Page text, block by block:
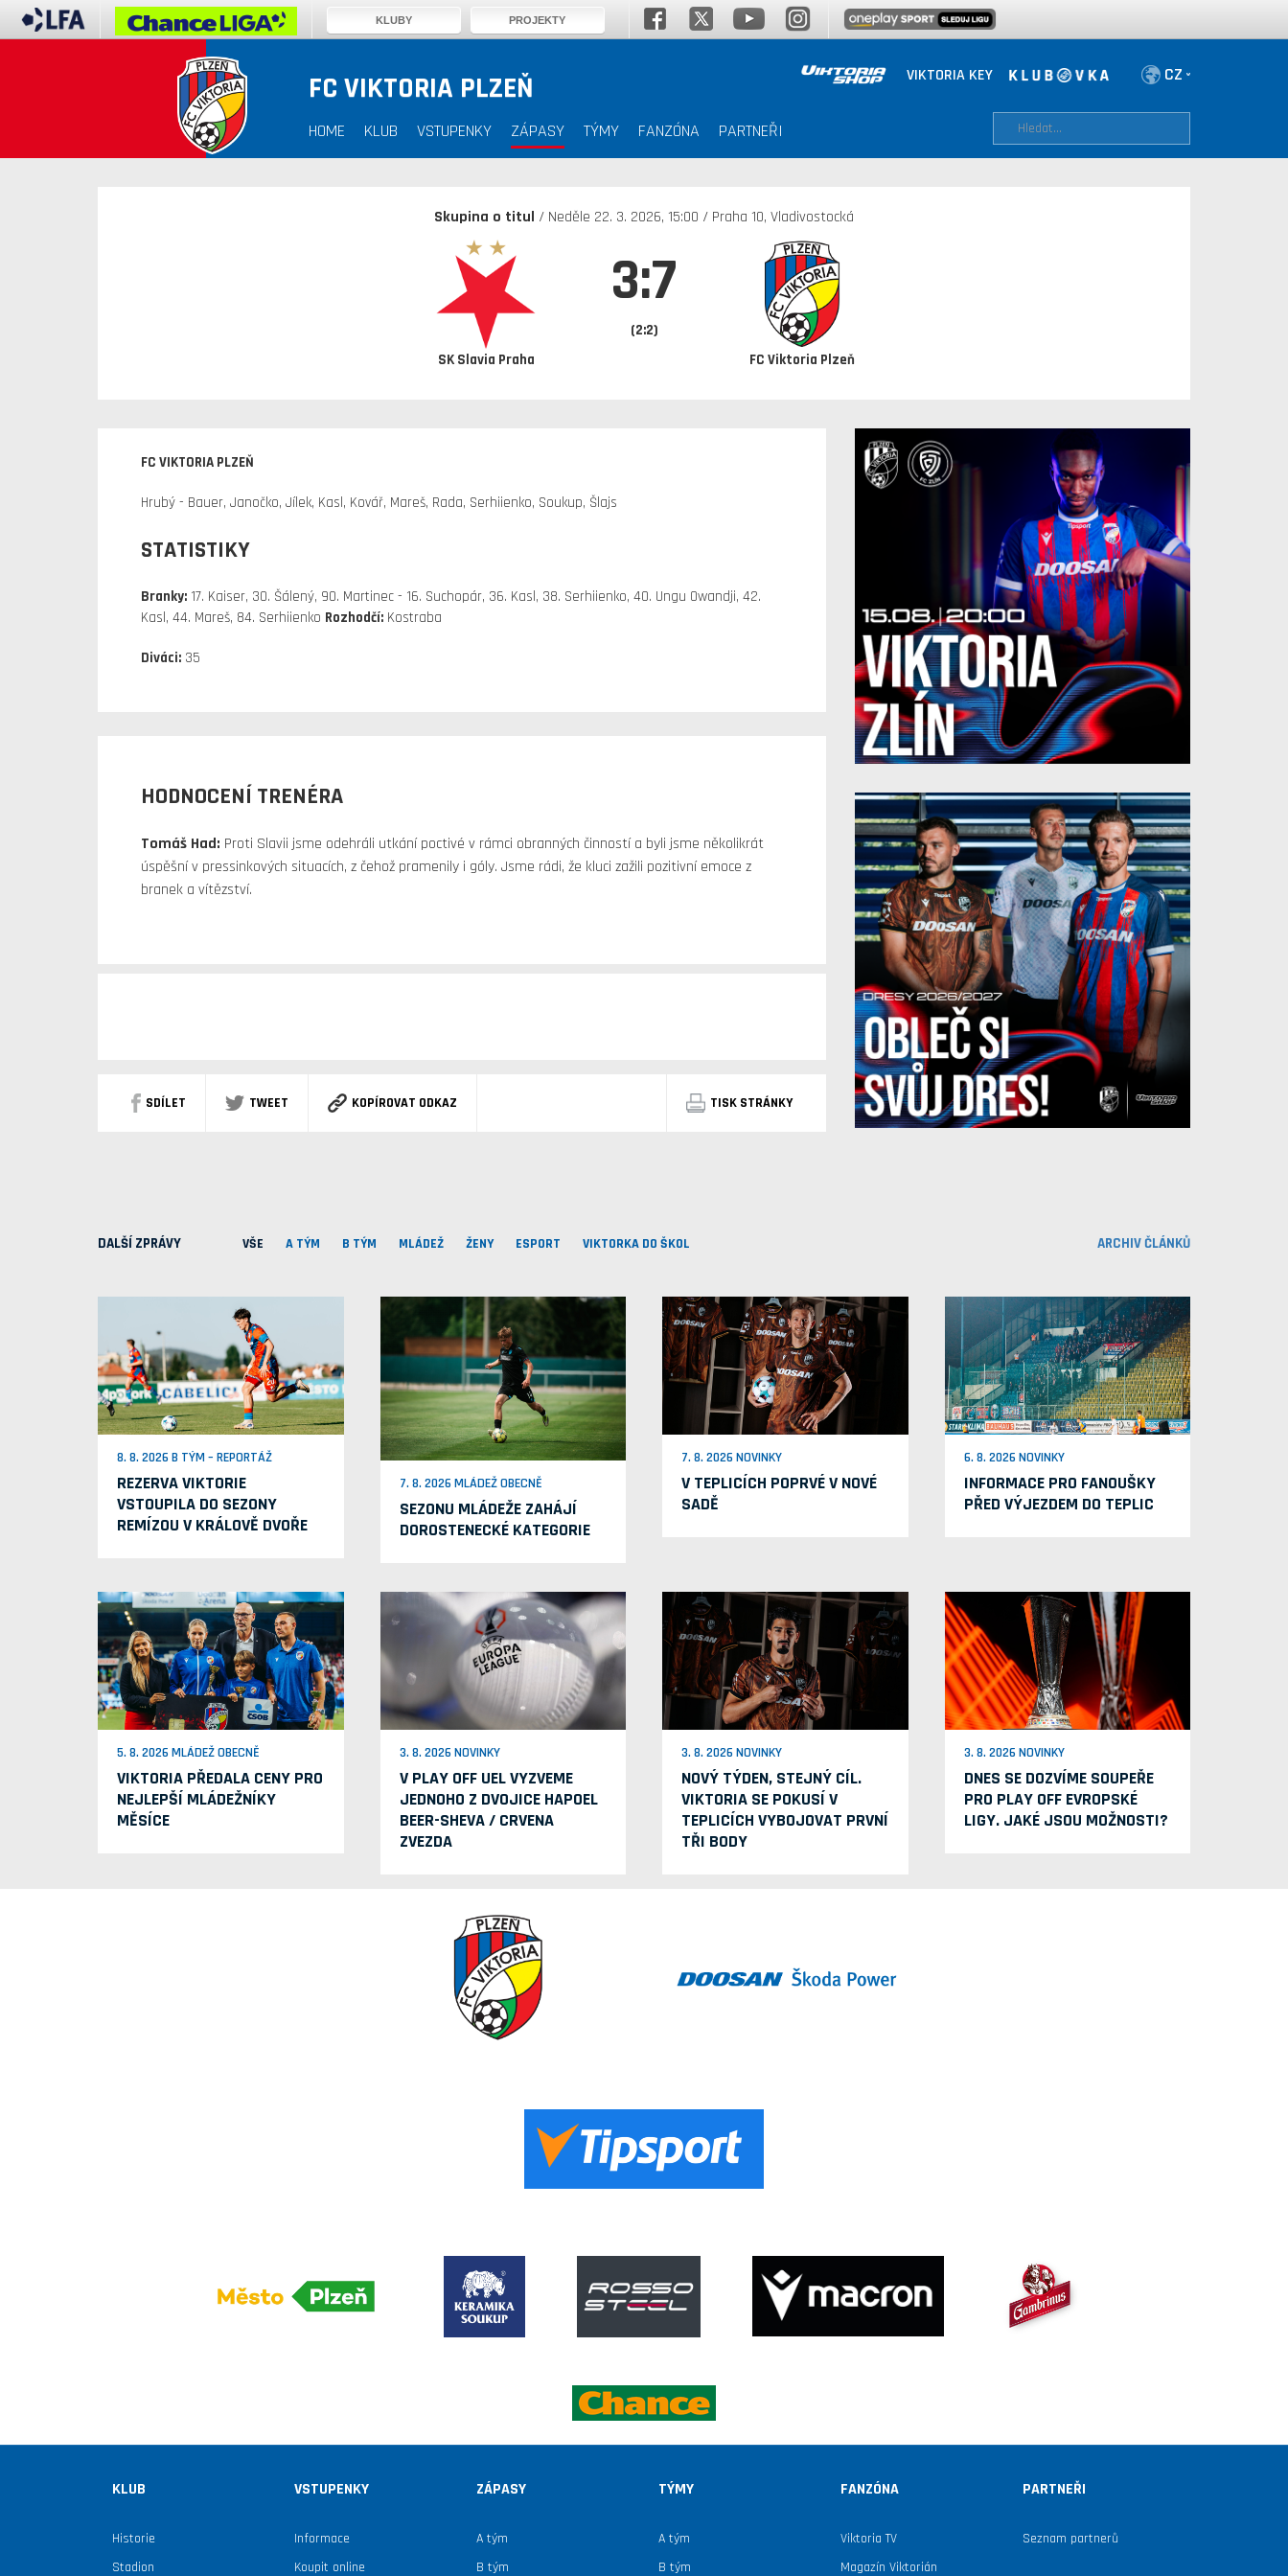
VIKTORIA KEY
FC VIKTORIA PLZEŇ
HOME KLUB VSTUPENKY ZÁPASY TÝMY FANZÓNA PARTNEŘI
30. 12. 1899
Skupina o titul / Neděle 22. 3. 2026, 15:00 / Praha 10, Vladivostocká
SK Slavia Praha
3:7
(2:2)
FC Viktoria Plzeň
FC VIKTORIA PLZEŇ
Hrubý - Bauer, Janočko, Jílek, Kasl, Kovář, Mareš, Rada, Serhiienko, Soukup, Šlajs
STATISTIKY
Branky: 17. Kaiser, 30. Šálený, 90. Martinec - 16. Suchopár, 36. Kasl, 38. Serhiienko, 40. Ungu Owandji, 42.
Kasl, 44. Mareš, 84. Serhiienko Rozhodčí: Kostraba
Diváci: 35
HODNOCENÍ TRENÉRA
Tomáš Had: Proti Slavii jsme odehráli utkání poctivé v rámci obranných činností a byli jsme několikrát
úspěšní v pressinkových situacích, z čehož pramenily i góly. Jsme rádi, že kluci zažili pozitivní emoce z
branek a vítězství.
SDÍLET TWEET KOPÍROVAT ODKAZ TISK STRÁNKY
DALŠÍ ZPRÁVY VŠE A TÝM B TÝM MLÁDEŽ ŽENY ESPORT VIKTORKA DO ŠKOL ARCHIV ČLÁNKŮ
8. 8. 2026 B TÝM – REPORTÁŽ
REZERVA VIKTORIE
VSTOUPILA DO SEZONY
REMÍZOU V KRÁLOVĚ DVOŘE
7. 8. 2026 MLÁDEŽ OBECNĚ
SEZONU MLÁDEŽE ZAHÁJÍ
DOROSTENECKÉ KATEGORIE
7. 8. 2026 NOVINKY
V TEPLICÍCH POPRVÉ V NOVÉ
SADĚ
6. 8. 2026 NOVINKY
INFORMACE PRO FANOUŠKY
PŘED VÝJEZDEM DO TEPLIC
5. 8. 2026 MLÁDEŽ OBECNĚ
VIKTORIA PŘEDALA CENY PRO
NEJLEPŠÍ MLÁDEŽNÍKY
MĚSÍCE
3. 8. 2026 NOVINKY
V PLAY OFF UEL VYZVEME
JEDNOHO Z DVOJICE HAPOEL
BEER-SHEVA / CRVENA
ZVEZDA
3. 8. 2026 NOVINKY
NOVÝ TÝDEN, STEJNÝ CÍL.
VIKTORIA SE POKUSÍ V
TEPLICÍCH VYBOJOVAT PRVNÍ
TŘI BODY
3. 8. 2026 NOVINKY
DNES SE DOZVÍME SOUPEŘE
PRO PLAY OFF EVROPSKÉ
LIGY. JAKÉ JSOU MOŽNOSTI?
KLUB
Historie
Stadion
VSTUPENKY
Informace
Koupit online
ZÁPASY
A tým
B tým
TÝMY
A tým
B tým
FANZÓNA
Viktoria TV
Magazín Viktorián
PARTNEŘI
Seznam partnerů
KLUBY PROJEKTY